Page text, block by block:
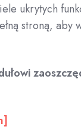
ukrytych
stroną, aby